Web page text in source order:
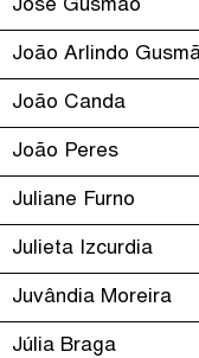
José Gusmão
João Arlindo
João Canda
João Peres
Juliane Furno
Julieta Izcurdia
Juvândia Moreira
Júlia Braga